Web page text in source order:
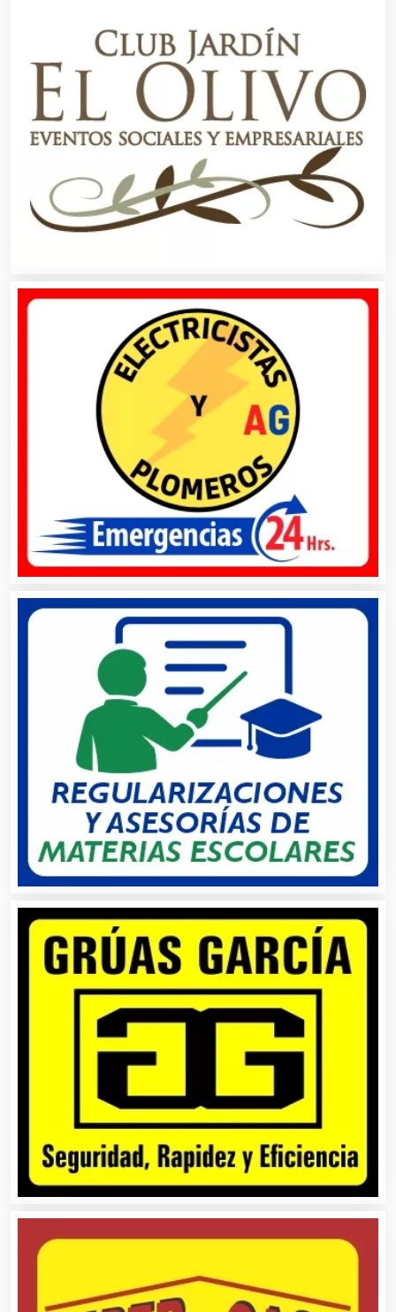
Artículos para el Hogar
Artículos para Regalos
Artículos Personales
Aseguradoras
Asesores Técnicos
Asesoría Fiscal
Asociaciones Civiles
Audio, Sonido e Iluminación
Audios para Eventos
Autobuses
Automatización
Automóviles Nuevos y Usados
Autopartes Eléctricas
Avaluos
Balnearios
Bancos
Banquetes
Basculas